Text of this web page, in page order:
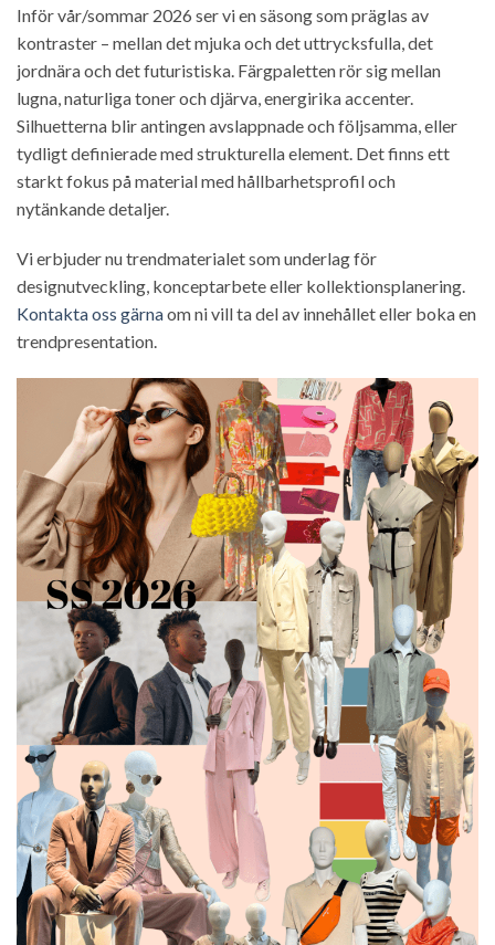
Inför vår/sommar 2026 ser vi en säsong som präglas av
kontraster – mellan det mjuka och det uttrycksfulla, det
jordnära och det futuristiska. Färgpaletten rör sig mellan
lugna, naturliga toner och djärva, energirika accenter.
Silhuetterna blir antingen avslappnade och följsamma, eller
tydligt definierade med strukturella element. Det finns ett
starkt fokus på material med hållbarhetsprofil och
nytänkande detaljer.
Vi erbjuder nu trendmaterialet som underlag för
designutveckling, konceptarbete eller kollektionsplanering.
Kontakta oss gärnaom ni vill ta del av innehållet eller boka en
trendpresentation.